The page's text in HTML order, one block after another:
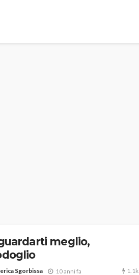
meglio,
Sgorbissa 10 anni fa 1.1k